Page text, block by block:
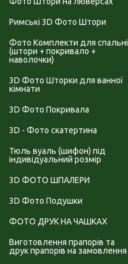
Римські 3D Фото Штори
Фото Комплекти для спальні
(штори + покривало +
наволочки)
3D Фото Шторки для ванної
кімнати
3D Фото Покривала
3D - Фото скатертина
Тюль вуаль (шифон) під
індивідуальний розмір
3D ФОТО ШПАЛЕРИ
3D Фото Подушки
ФОТО ДРУК НА ЧАШКАХ
Виготовлення прапорів та
друк прапорів на замовлення